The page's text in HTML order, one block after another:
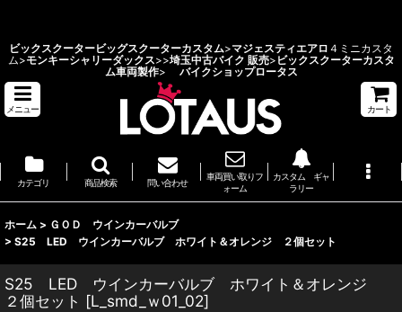
ビックスクータービッグスクーターカスタム>マジェスティエアロ ４ミニカスタ
ム>モンキーシャリーダックス>>埼玉中古バイク 販売> ビックスクーターカスタ
ム車両製作> バイクショップロータス
メニュー カート
カテゴリ 商品検索 問い合わせ
車両買い取りフ
ォーム
カスタム ギャ
ラリー
ホーム > ＧＯＤ ウインカーバルブ
> S25 LED ウインカーバルブ ホワイト＆オレンジ ２個セット
S25 LED ウインカーバルブ ホワイト＆オレンジ
２個セット [L_smd_ｗ01_02]